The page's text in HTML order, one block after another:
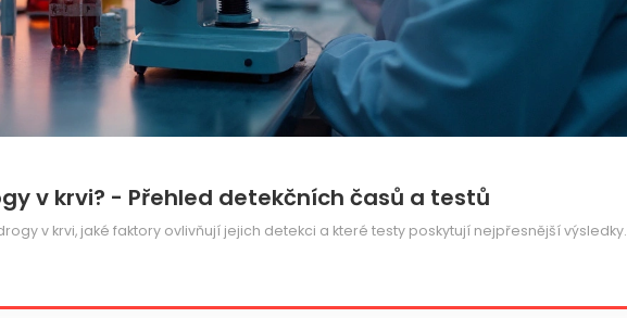
v krvi? - Přehled detekčních časů a testů
v krvi, jaké faktory ovlivňují jejich detekci a které testy poskytují nejpřesnější výsledky.